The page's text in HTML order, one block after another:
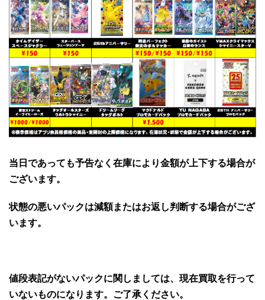
当日であっても予告なく在庫により金額が上下する場合が
ございます。
状態の悪いパックは減額またはお返し判断する場合がござ
います。
値段表記がないパックに関しましては、現在買取を行って
いないものになります。ご了承ください。